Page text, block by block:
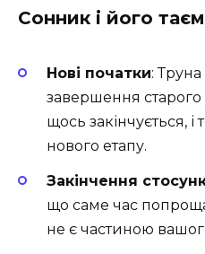
Сонник і його
Нові початки:
завершення старого
щось закінчується, і
нового етапу.
Закінчення
що саме час
не є частиною